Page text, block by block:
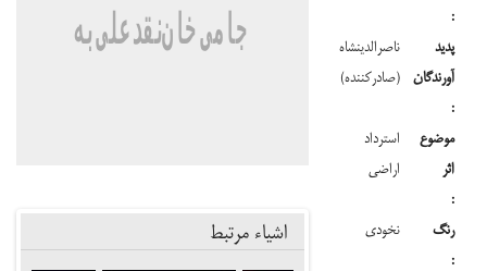
اشیاء مرتبط
:
پدید
آورندگان
:
ناصرالدینشاه
(صادرکننده)
موضوع
اثر
:
استرداد
اراضی
رنگ
:
نخودی